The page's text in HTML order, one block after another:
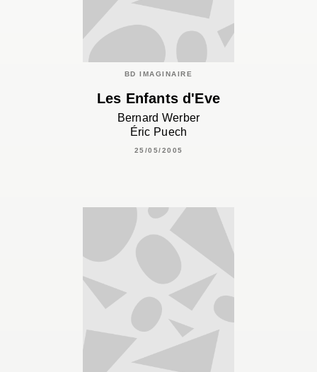
BD IMAGINAIRE
Les Enfants d'Eve
Bernard Werber
Éric Puech
25/05/2005